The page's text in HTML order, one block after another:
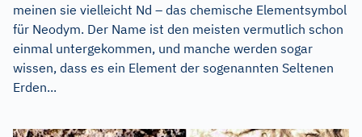
meinen sie vielleicht Nd – das chemische Elementsymbol
für Neodym. Der Name ist den meisten vermutlich schon
einmal untergekommen, und manche werden sogar
wissen, dass es ein Element der sogenannten Seltenen
Erden...